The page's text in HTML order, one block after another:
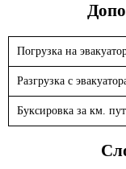
Погрузка на
Разгрузка с
Буксировка за км.